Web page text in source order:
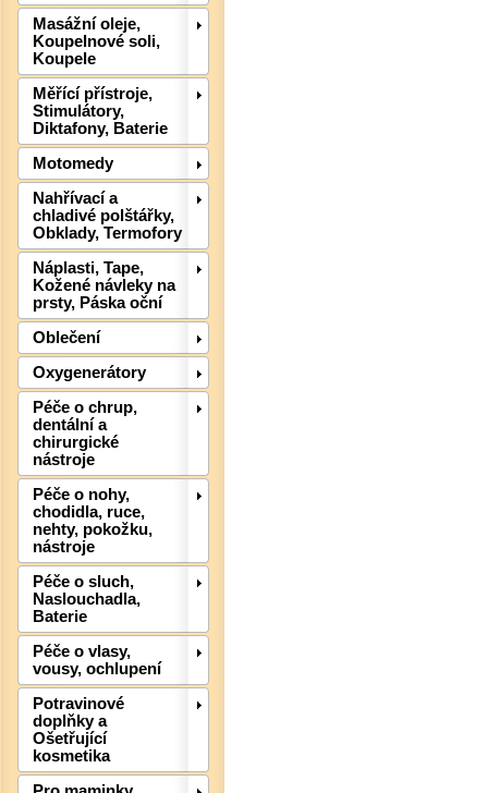
Masážní oleje,
Koupelnové soli,
Koupele
Měřící přístroje,
Stimulátory,
Diktafony, Baterie
Motomedy
Nahřívací a
chladivé polštářky,
Obklady, Termofory
Náplasti, Tape,
Kožené návleky na
prsty, Páska oční
Oblečení
Oxygenerátory
Péče o chrup,
dentální a
chirurgické
nástroje
Péče o nohy,
chodidla, ruce,
nehty, pokožku,
nástroje
Péče o sluch,
Naslouchadla,
Baterie
Péče o vlasy,
vousy, ochlupení
Potravinové
doplňky a
Ošetřující
kosmetika